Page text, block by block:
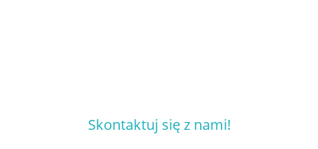
Skontaktuj się z nami!